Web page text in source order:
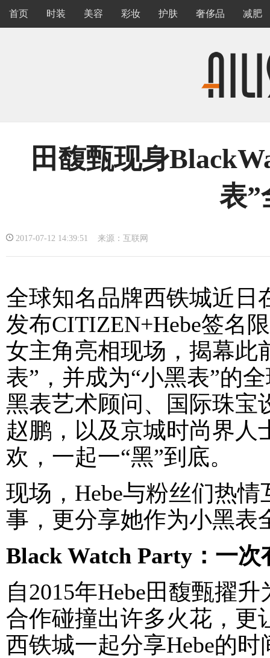
首页 时装 美容 彩妆 护肤 奢侈品 减肥
田馥甄现身
表”
2017-07-12 14:39:51 来源：互联网
全球知名品牌西铁城近日
发布CITIZEN+Hebe签名
女主角亮相现场，揭幕此
表”，并成为“小黑表”的
黑表艺术顾问、国际珠宝
赵鹏，以及京城时尚界人
欢，一起一“黑”到底。
现场，Hebe与粉丝们热
事，更分享她作为小黑表
Black Watch Party：一次
自2015年Hebe田馥甄擢
合作碰撞出许多火花，更
西铁城一起分享Hebe的